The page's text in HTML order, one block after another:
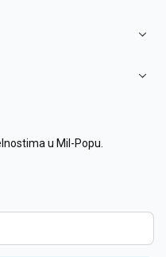
u Mil-Popu.